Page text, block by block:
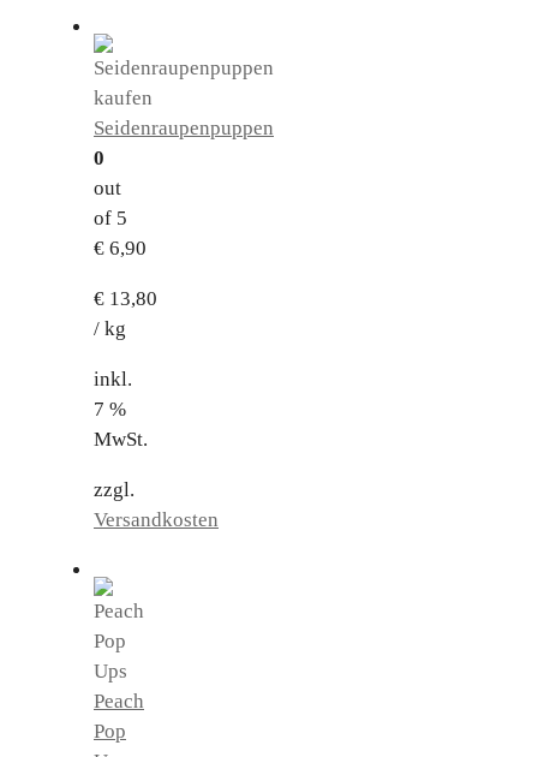
Seidenraupenpuppen
0
out
of 5
€ 6,90
€ 13,80
/ kg
inkl.
7 %
MwSt.
zzgl.
Versandkosten
Peach
Pop